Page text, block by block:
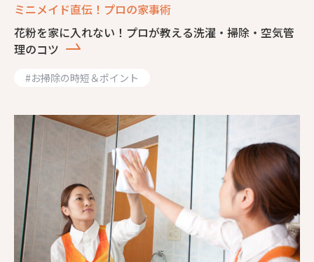
ミニメイド直伝！プロの家事術
花粉を家に入れない！プロが教える洗濯・掃除・空気管
理のコツ
#お掃除の時短＆ポイント